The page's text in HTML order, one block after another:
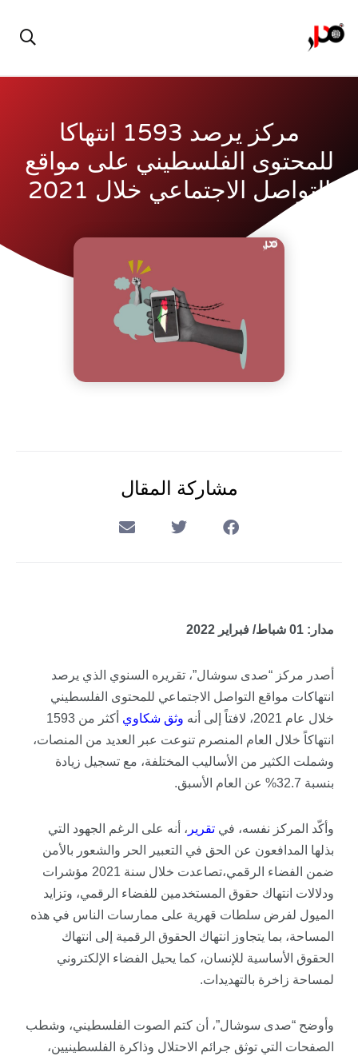
مركز يرصد 1593 انتهاكا
للمحتوى الفلسطيني على مواقع
التواصل الاجتماعي خلال 2021
مشاركة المقال
مدار: 01 شباط/ فبراير 2022
أصدر مركز “صدى سوشال”، تقريره السنوي الذي يرصد
انتهاكات مواقع التواصل الاجتماعي للمحتوى الفلسطيني
خلال عام 2021، لافتاً إلى أنه
وثق شكاوي
أكثر من 1593
انتهاكاً خلال العام المنصرم تنوعت عبر العديد من المنصات،
وشملت الكثير من الأساليب المختلفة، مع تسجيل زيادة
بنسبة 32.7% عن العام الأسبق.
وأكّد المركز نفسه، في تقرير ، أنه على الرغم الجهود التي
بذلها المدافعون عن الحق في التعبير الحر والشعور بالأمن
ضمن الفضاء الرقمي،تصاعدت خلال سنة 2021 مؤشرات
ودلالات انتهاك حقوق المستخدمين للفضاء الرقمي، وتزايد
الميول لفرض سلطات قهرية على ممارسات الناس في هذه
المساحة، بما يتجاوز انتهاك الحقوق الرقمية إلى انتهاك
الحقوق الأساسية للإنسان، كما يحيل الفضاء الإلكتروني
لمساحة زاخرة بالتهديدات.
وأوضح “صدى سوشال”، أن كتم الصوت الفلسطيني، وشطب
الصفحات التي توثق جرائم الاحتلال وذاكرة الفلسطينيين،